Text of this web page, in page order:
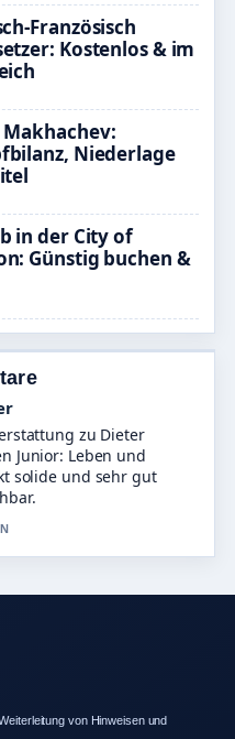
Französisch
Kostenlos & im
Niederlage
in der City of
Günstig buchen &
zu Magnus
Elo und Rekorde.
sollten so schreiben.
von Hinweisen und